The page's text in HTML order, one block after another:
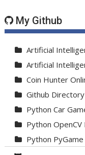
My Github
Artificial
Artificial
Coin Hunter
Github
Python Car
Python
Python PyGame